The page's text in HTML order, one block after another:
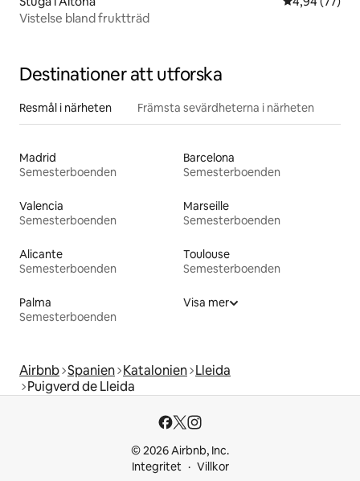
Vistelse bland fruktträd
Destinationer att utforska
Resmål i närheten Främsta sevärdheterna i närheten
Madrid
Semesterboenden
Barcelona
Semesterboenden
Valencia
Semesterboenden
Marseille
Semesterboenden
Alicante
Semesterboenden
Toulouse
Semesterboenden
Palma
Semesterboenden
Visa mer
Airbnb Spanien Katalonien Lleida
Puigverd de Lleida
© 2026 Airbnb, Inc.
Integritet
Villkor